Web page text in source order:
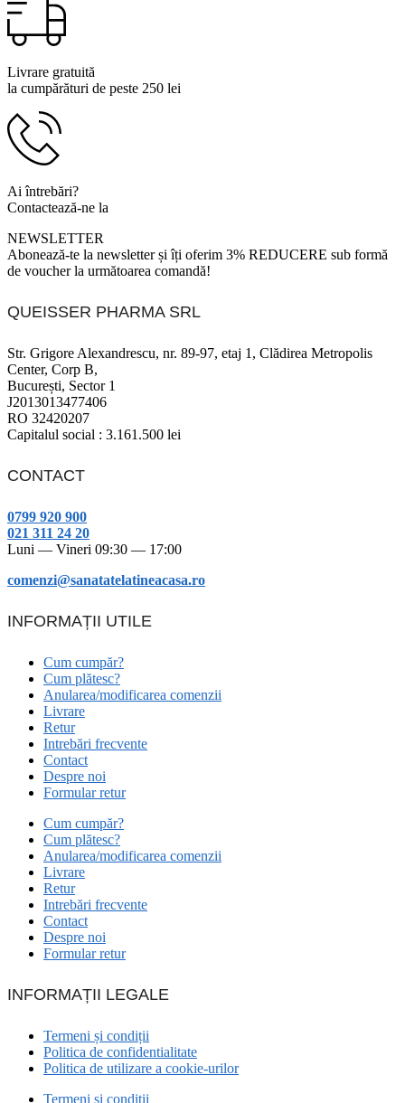
Livrare gratuită
la cumpărături de peste 250 lei
Ai întrebări?
Contactează-ne la
NEWSLETTER
Abonează-te la newsletter și îți oferim 3% REDUCERE sub formă
de voucher la următoarea comandă!
QUEISSER PHARMA SRL
Str. Grigore Alexandrescu, nr. 89-97, etaj 1, Clădirea Metropolis
Center, Corp B,
București, Sector 1
J2013013477406
RO 32420207
Capitalul social : 3.161.500 lei
CONTACT
0799 920 900
021 311 24 20
Luni — Vineri 09:30 — 17:00
comenzi@sanatatelatineacasa.ro
INFORMAȚII UTILE
Cum cumpăr?
Cum plătesc?
Anularea/modificarea comenzii
Livrare
Retur
Intrebări frecvente
Contact
Despre noi
Formular retur
Cum cumpăr?
Cum plătesc?
Anularea/modificarea comenzii
Livrare
Retur
Intrebări frecvente
Contact
Despre noi
Formular retur
INFORMAȚII LEGALE
Termeni și condiții
Politica de confidentialitate
Politica de utilizare a cookie-urilor
Termeni și condiții